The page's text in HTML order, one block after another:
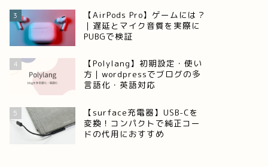
3
【AirPods Pro】ゲームには？
｜遅延とマイク音質を実際に
PUBGで検証
4
【Polylang】初期設定・使い
方｜wordpressでブログの多
言語化・英語対応
5
【surface充電器】USB-Cを
変換！コンパクトで純正コー
ドの代用におすすめ